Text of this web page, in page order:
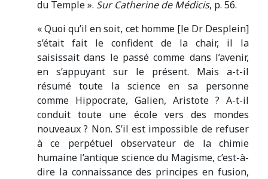
du Temple ». Sur Catherine de Médicis, p. 56.
« Quoi qu’il en soit, cet homme [le Dr Desplein]
s’était fait le confident de la chair, il la
saisissait dans le passé comme dans l’avenir,
en s’appuyant sur le présent. Mais a-t-il
résumé toute la science en sa personne
comme Hippocrate, Galien, Aristote ? A-t-il
conduit toute une école vers des mondes
nouveaux ? Non. S’il est impossible de refuser
à ce perpétuel observateur de la chimie
humaine l’antique science du Magisme, c’est-à-
dire la connaissance des principes en fusion,